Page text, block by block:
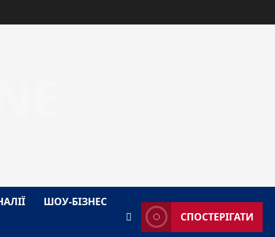
ШОУ-БІЗНЕС
СПОСТЕРІГАТИ